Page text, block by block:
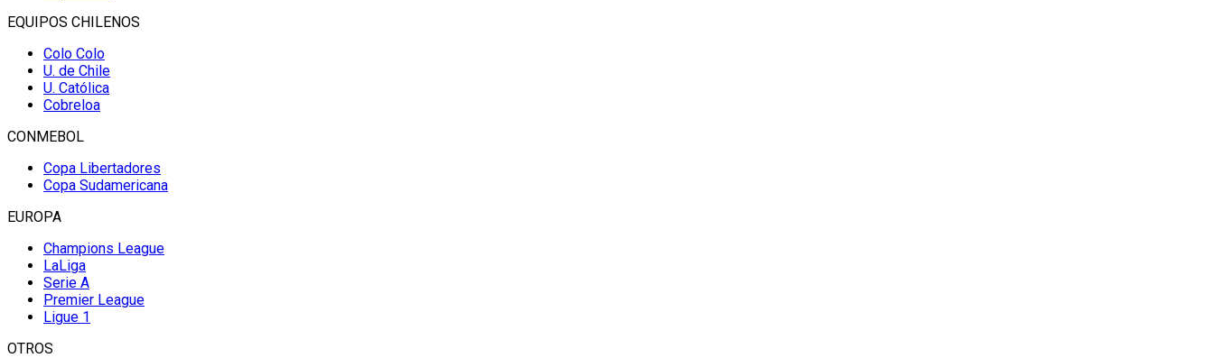
EQUIPOS CHILENOS
Colo Colo
U. de Chile
U. Católica
Cobreloa
CONMEBOL
Copa Libertadores
Copa Sudamericana
EUROPA
Champions League
LaLiga
Serie A
Premier League
Ligue 1
OTROS